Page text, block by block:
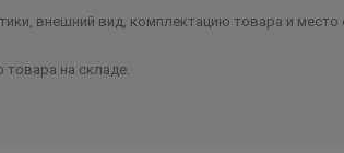
внешний вид, комплектацию товара и место
товара на складе.